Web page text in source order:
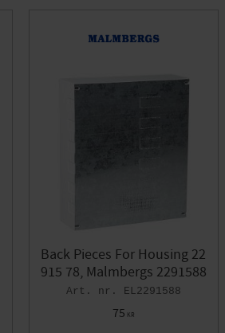
Back Pieces For Housing 22
915 78, Malmbergs 2291588
EL2291588
75 KR